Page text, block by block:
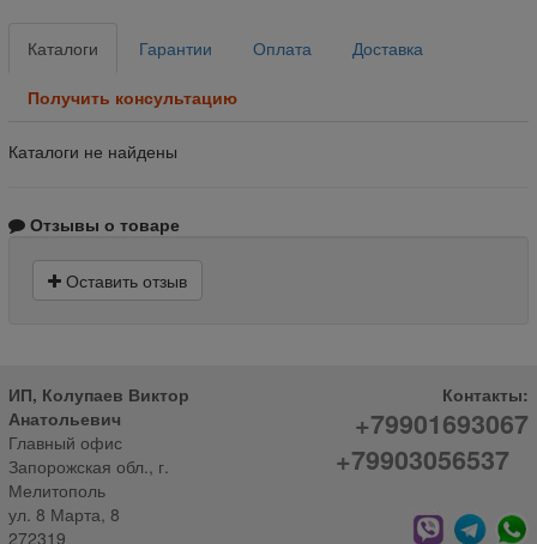
Каталоги Гарантии Оплата Доставка
Получить консультацию
Каталоги не найдены
Отзывы о товаре
Оставить отзыв
ИП, Колупаев Виктор
Анатольевич
Главный офис
Запорожская обл., г.
Мелитополь
ул. 8 Марта, 8
272319
Контакты:
+79901693067
+79903056537